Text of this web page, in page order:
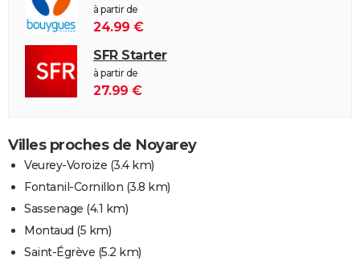
à partir de
24.99 €
SFR Starter
à partir de
27.99 €
Villes proches de Noyarey
Veurey-Voroize (3.4 km)
Fontanil-Cornillon (3.8 km)
Sassenage (4.1 km)
Montaud (5 km)
Saint-Égrève (5.2 km)